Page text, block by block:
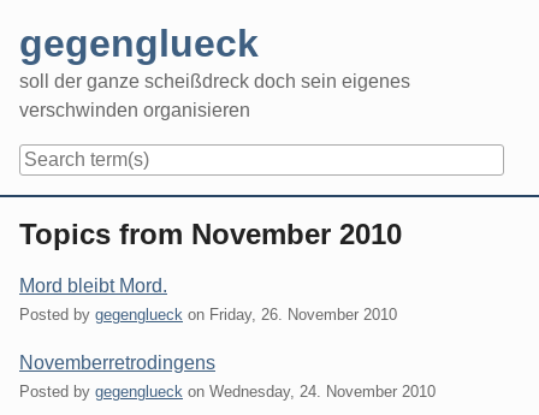
content
gegenglueck
soll der ganze scheißdreck doch sein eigenes
verschwinden organisieren
Topics from November 2010
Mord bleibt Mord.
Posted by gegenglueck on Friday, 26. November 2010
Novemberretrodingens
Posted by gegenglueck on Wednesday, 24. November 2010